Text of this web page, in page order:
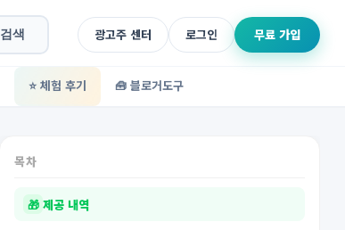
검색 광고주 센터 로그인 무료 가입
⭐ 체험 후기 🧰 블로거도구
목차
🎁 제공 내역